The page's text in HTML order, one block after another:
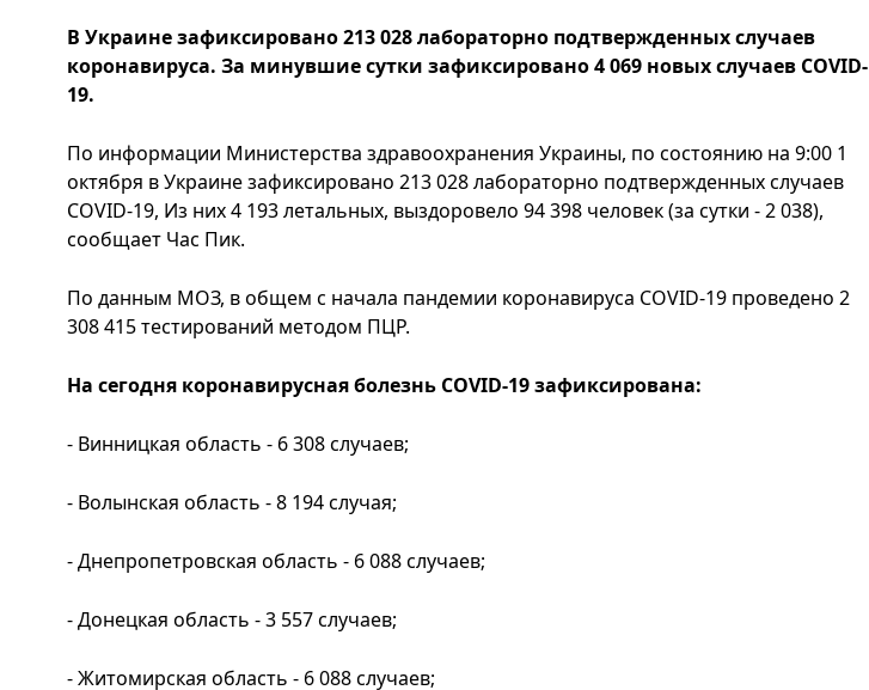
В Украине зафиксировано 213 028 лабораторно подтвержденных случаев
коронавируса. За минувшие сутки зафиксировано 4 069 новых случаев COVID-
19.
По информации Министерства здравоохранения Украины, по состоянию на 9:00 1
октября в Украине зафиксировано 213 028 лабораторно подтвержденных случаев
COVID-19, Из них 4 193 летальных, выздоровело 94 398 человек (за сутки - 2 038),
сообщает Час Пик.
По данным МОЗ, в общем с начала пандемии коронавируса COVID-19 проведено 2
308 415 тестирований методом ПЦР.
На сегодня коронавирусная болезнь COVID-19 зафиксирована:
- Винницкая область - 6 308 случаев;
- Волынская область - 8 194 случая;
- Днепропетровская область - 6 088 случаев;
- Донецкая область - 3 557 случаев;
- Житомирская область - 6 088 случаев;